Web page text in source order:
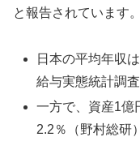
と報告されています。
日本の平均年収
給与実態統計調査
一方で、資産1億
2.2％（野村総研）